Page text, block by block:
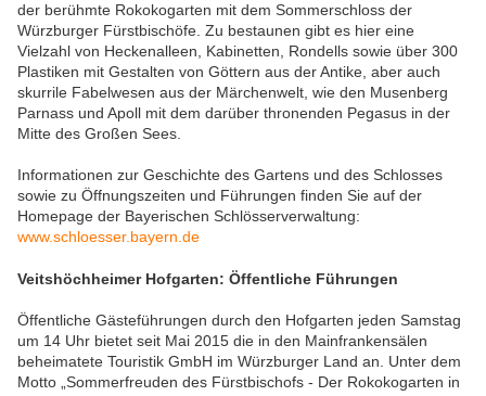
der berühmte Rokokogarten mit dem Sommerschloss der
Würzburger Fürstbischöfe. Zu bestaunen gibt es hier eine
Vielzahl von Heckenalleen, Kabinetten, Rondells sowie über 300
Plastiken mit Gestalten von Göttern aus der Antike, aber auch
skurrile Fabelwesen aus der Märchenwelt, wie den Musenberg
Parnass und Apoll mit dem darüber thronenden Pegasus in der
Mitte des Großen Sees.
Informationen zur Geschichte des Gartens und des Schlosses
sowie zu Öffnungszeiten und Führungen finden Sie auf der
Homepage der Bayerischen Schlösserverwaltung:
www.schloesser.bayern.de
Veitshöchheimer Hofgarten: Öffentliche Führungen
Öffentliche Gästeführungen durch den Hofgarten jeden Samstag
um 14 Uhr bietet seit Mai 2015 die in den Mainfrankensälen
beheimatete Touristik GmbH im Würzburger Land an. Unter dem
Motto „Sommerfreuden des Fürstbischofs - Der Rokokogarten in